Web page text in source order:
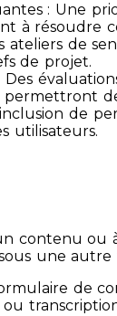
: Une
à résoudre
ateliers de
de projet.
de
utilisateurs.
contenu
une autre
de